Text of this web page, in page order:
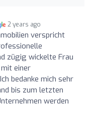
2 years ago
verspricht
zügig wickelte Frau
einer
bedanke mich sehr
bis zum letzten
werden